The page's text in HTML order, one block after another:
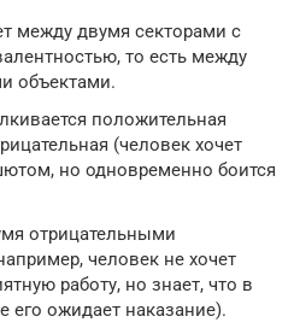
между двумя секторами с
то есть между
объектами.
положительная
(человек хочет
но одновременно боится
отрицательными
человек не хочет
работу, но знает, что в
его ожидает наказание).